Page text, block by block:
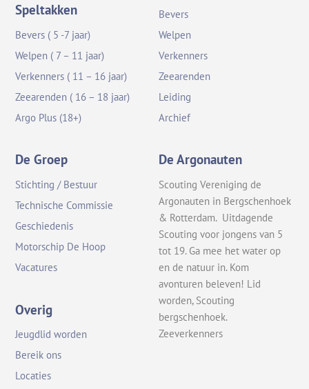
Speltakken
Bevers ( 5 -7 jaar)
Welpen ( 7 – 11 jaar)
Verkenners ( 11 – 16 jaar)
Zeearenden ( 16 – 18 jaar)
Argo Plus (18+)
Bevers
Welpen
Verkenners
Zeearenden
Leiding
Archief
De Groep
Stichting / Bestuur
Technische Commissie
Geschiedenis
Motorschip De Hoop
Vacatures
Overig
Jeugdlid worden
Bereik ons
Locaties
De Argonauten
Scouting Vereniging de
Argonauten in Bergschenhoek
& Rotterdam. Uitdagende
Scouting voor jongens van 5
tot 19. Ga mee het water op
en de natuur in. Kom
avonturen beleven! Lid
worden, Scouting
bergschenhoek.
Zeeverkenners